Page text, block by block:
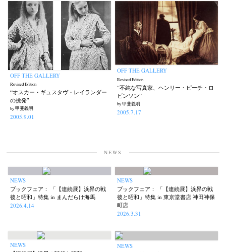
Akifumi Tanaka Fumikiyo Nagamachi (27) Kazumichi Hashimoto (6)
Kazuyuki Kawaguchi (42) Keiko Sasaoka (267) Keizo Kitajima (220)
Kota Kishi (101) Mariko Takahashi Masako Matsui
Nana Kakuda (61) Naoki Ohji (66) Naonori Oshima (38) Nick Haymes (5)
Park (7) (16) photographers’ gallery press
Postwar and Shōwa-Era
OFF THE GALLERY
Revised Edition
“オスカー・ギュスタヴ・レイランダー
の挑発”
by 甲斐義明
2005.9.01
OFF THE GALLERY
Revised Edition
“不純な写真家、ヘンリー・ピーチ・ロ
ビンソン”
by 甲斐義明
2005.7.17
NEWS
NEWS
ブックフェア： 「【連続展】浜昇の戦
後と昭和」特集 in まんだらけ海馬
2026.4.14
NEWS
ブックフェア： 「【連続展】浜昇の戦
後と昭和」特集 in 東京堂書店 神田神保
町店
2026.3.31
NEWS
NEWS